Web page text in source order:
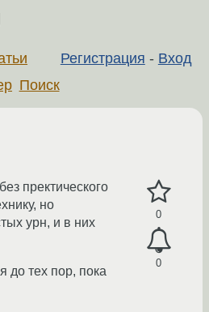
Регистрация - Вход
Поиск
0
0
пректического
но
урн, и в них
до тех пор, пока